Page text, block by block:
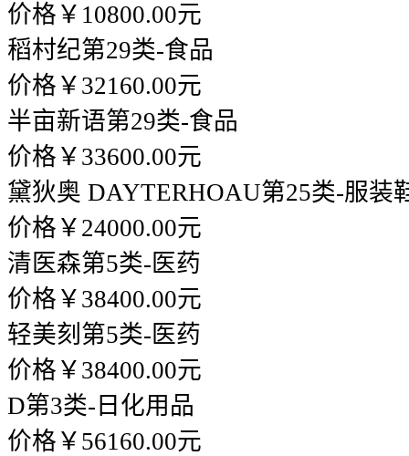
价格￥10800.00元
稻村纪第29类-食品
价格￥32160.00元
半亩新语第29类-食品
价格￥33600.00元
黛狄奥 DAYTERHOAU第25类-服装
价格￥24000.00元
清医森第5类-医药
价格￥38400.00元
轻美刻 第5类-医药
价格￥38400.00元
D第3类-日化用品
价格￥56160.00元